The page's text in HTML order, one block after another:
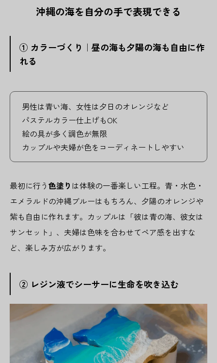
沖縄の海を自分の手で表現できる
① カラーづくり｜昼の海も夕陽の海も自由に作
れる
男性は青い海、女性は夕日のオレンジなど
パステルカラー仕上げもOK
絵の具が多く調色が無限
カップルや夫婦が色をコーディネートしやすい
最初に行う 色塗り は体験の一番楽しい工程。青・水色・
エメラルドの沖縄ブルーはもちろん、夕陽のオレンジや
紫も自由に作れます。カップルは「彼は青の海、彼女は
サンセット」、夫婦は色味を合わせてペア感を出すな
ど、楽しみ方が広がります。
② レジン液でシーサーに生命を吹き込む